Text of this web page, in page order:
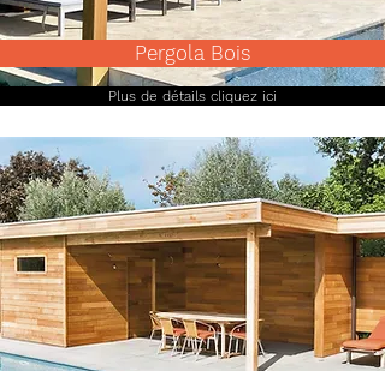
Pergola Bois
Plus de détails cliquez ici